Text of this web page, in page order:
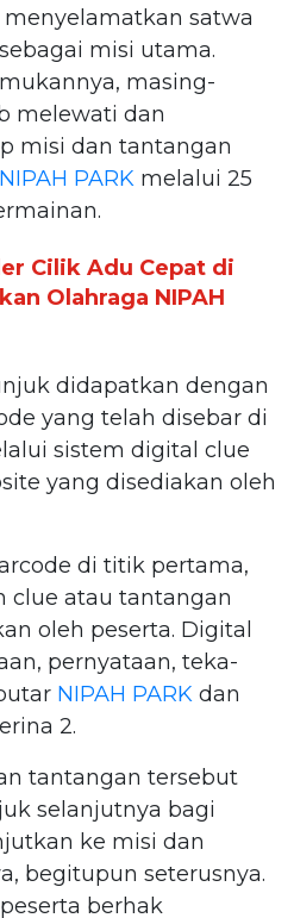
satwa
misi utama.
masing-
melewati dan
misi dan tantangan
NIPAH PARK melalui 25
Cilik Adu Cepat di
Olahraga NIPAH
didapatkan dengan
yang telah disebar di
sistem digital clue
yang disediakan oleh
di titik pertama,
clue atau tantangan
oleh peserta. Digital
pernyataan, teka-
NIPAH PARK dan
2.
tantangan tersebut
selanjutnya bagi
ke misi dan
begitupun seterusnya.
berhak